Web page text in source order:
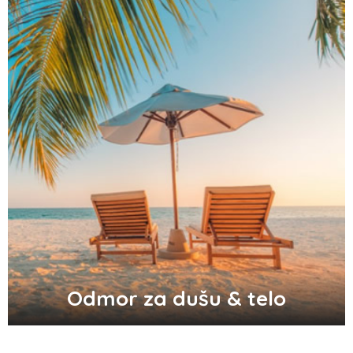
Zašto odlažemo bitne stvari i kako da
prestanemo?
Odlični saveti za brže začeće bebe
Audio i video konektori - šta su i koje
vrste postoje
Top 3 tradicionalna grčka jela koja
morate probati
Odmor za dušu & telo